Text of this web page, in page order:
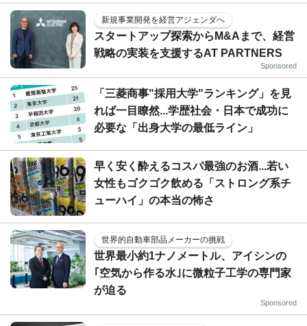
新規事業開発を経営アジェンダへ
スタートアップ探索からM&Aまで、経営
戦略の実装を支援するAT PARTNERS
Sponsored
「三菱商事"採用大学"ランキング」を見
れば一目瞭然...学歴社会・日本で成功に
必要な「出身大学の最低ライン」
早く安く酔えるコスパ最強のお酒...若い
女性もゴクゴク飲める「ストロング系チ
ューハイ」の本当の怖さ
世界的自動車部品メーカーの挑戦
世界最小約1ナノメートル、アイシンの
｢空気から作る水｣に微粒子工学の専門家
が迫る
Sponsored